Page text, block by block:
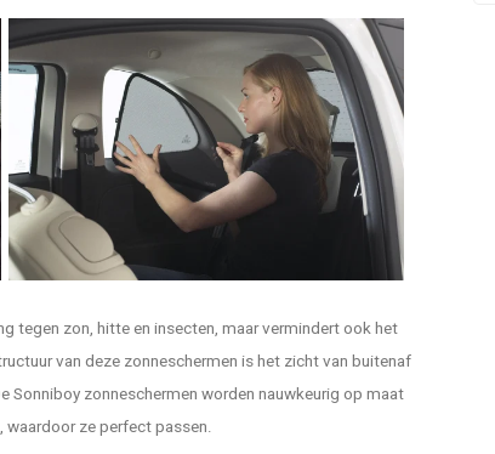
tegen zon, hitte en insecten, maar vermindert ook het
van deze zonneschermen is het zicht van buitenaf
zonneschermen worden nauwkeurig op maat
ze perfect passen.